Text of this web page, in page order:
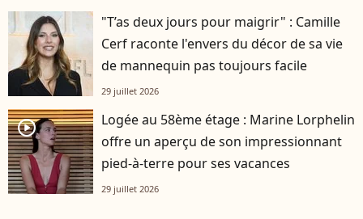
"T’as deux jours pour maigrir" : Camille
Cerf raconte l'envers du décor de sa vie
de mannequin pas toujours facile
29 juillet 2026
player2
Logée au 58ème étage : Marine Lorphelin
offre un aperçu de son impressionnant
pied-à-terre pour ses vacances
29 juillet 2026